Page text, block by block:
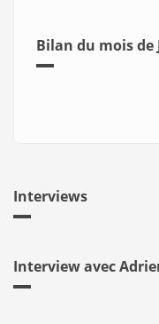
Bilan du mois de
Interviews
Interview avec